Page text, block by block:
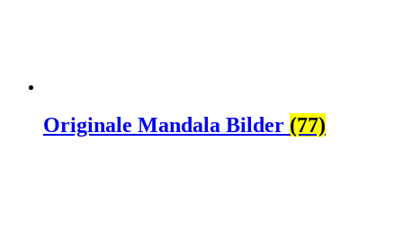
Originale Mandala Bilder (77)